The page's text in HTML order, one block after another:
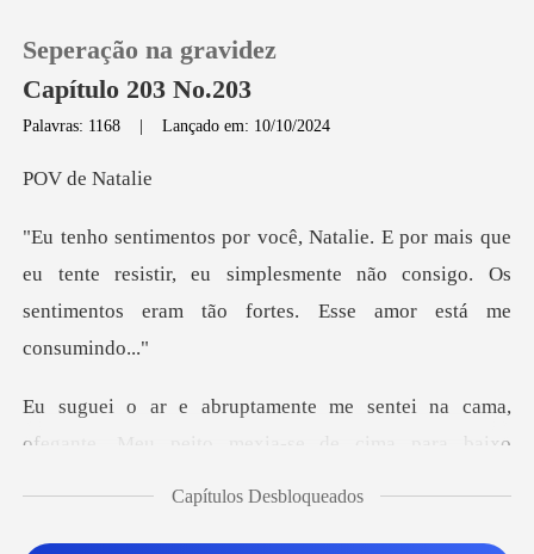
Loja
Histórico
Seperação na gravidez
Capítulo 203 No.203
Palavras: 1168 |Lançado em: 10/10/2024
de N
eu tente resistir, eu simplesmente não consigo. Os
senti
ante. Meu peito mexia-se de cima para baixo
Capítulos Desbloqueados